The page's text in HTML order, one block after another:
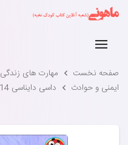
صفحه نخست مهارت های زندگی
ایمنی و حوادث
داسی دایناسی 14 - داسی ماهی